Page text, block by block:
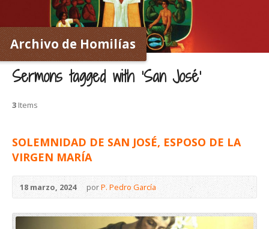
Archivo de Homilías
Sermons tagged with ‘San José’
3 Items
SOLEMNIDAD DE SAN JOSÉ, ESPOSO DE LA
VIRGEN MARÍA
18 marzo, 2024 porP. Pedro García